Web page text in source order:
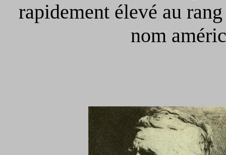
rapidement élevé au
nom